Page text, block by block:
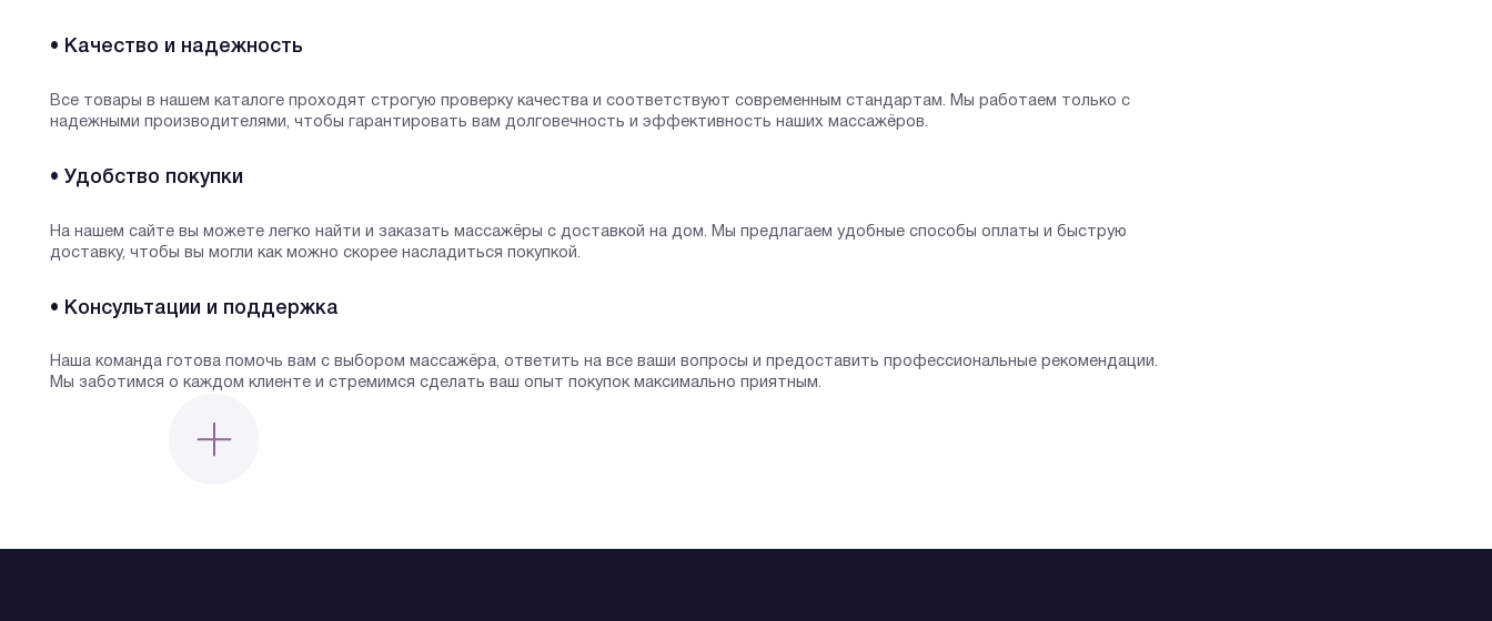
• Качество и надежность
Все товары в нашем каталоге проходят строгую проверку качества и соответствуют современным стандартам. Мы работаем только с
надежными производителями, чтобы гарантировать вам долговечность и эффективность наших массажёров.
• Удобство покупки
На нашем сайте вы можете легко найти и заказать массажёры с доставкой на дом. Мы предлагаем удобные способы оплаты и быструю
доставку, чтобы вы могли как можно скорее насладиться покупкой.
• Консультации и поддержка
Наша команда готова помочь вам с выбором массажёра, ответить на все ваши вопросы и предоставить профессиональные рекомендации.
Мы заботимся о каждом клиенте и стремимся сделать ваш опыт покупок максимально приятным.